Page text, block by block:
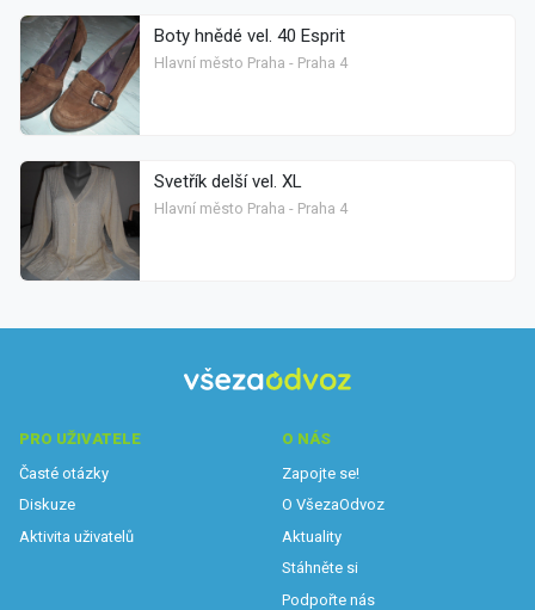
Boty hnědé vel. 40 Esprit
Hlavní město Praha - Praha 4
Svetřík delší vel. XL
Hlavní město Praha - Praha 4
PRO UŽIVATELE
Časté otázky
Diskuze
Aktivita uživatelů
O NÁS
Zapojte se!
O VšezaOdvoz
Aktuality
Stáhněte si
Podpořte nás